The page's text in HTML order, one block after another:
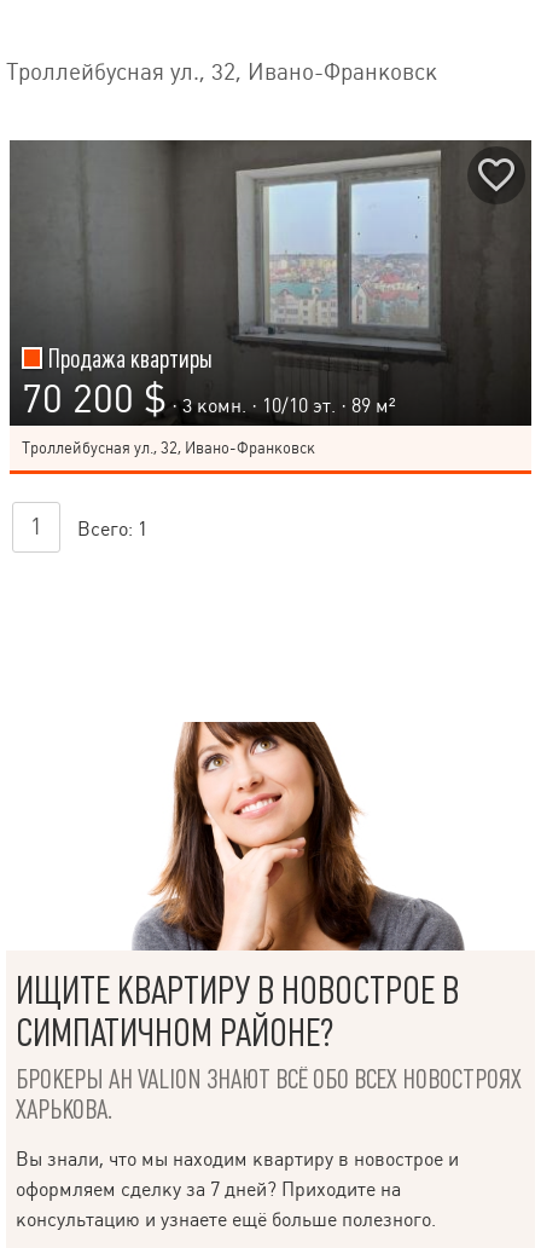
Троллейбусная ул., 32, Ивано-Франковск
Продажа квартиры
70 200 $ · 3 комн. · 10/10 эт. · 89 м²
Троллейбусная ул., 32, Ивано-Франковск
1 Всего: 1
ИЩИТЕ КВАРТИРУ В НОВОСТРОЕ В
СИМПАТИЧНОМ РАЙОНЕ?
БРОКЕРЫ АН VALION ЗНАЮТ ВСЁ ОБО ВСЕХ НОВОСТРОЯХ
ХАРЬКОВА.
Вы знали, что мы находим квартиру в новострое и
оформляем сделку за 7 дней? Приходите на
консультацию и узнаете ещё больше полезного.